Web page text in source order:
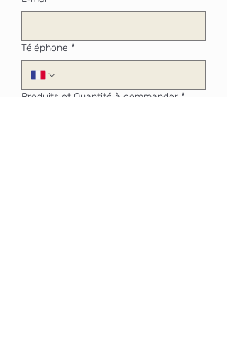
Téléphone *
Produits et Quantité à commander *